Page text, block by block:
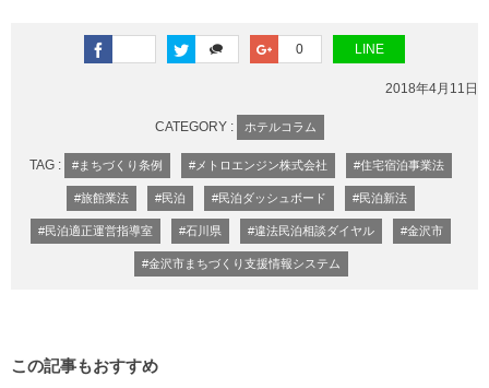
0 LINE
2018年4月11日
CATEGORY : ホテルコラム
TAG : #まちづくり条例 #メトロエンジン株式会社 #住宅宿泊事業法
#旅館業法 #民泊 #民泊ダッシュボード #民泊新法
#民泊適正運営指導室 #石川県 #違法民泊相談ダイヤル #金沢市
#金沢市まちづくり支援情報システム
この記事もおすすめ